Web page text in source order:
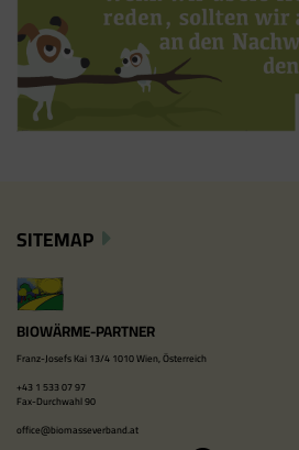
SITEMAP
BIOWÄRME-PARTNER
Franz-Josefs Kai 13/4 1010 Wien, Österreich
+43 1 533 07 97
Fax-Durchwahl 90
office@biomasseverband.at